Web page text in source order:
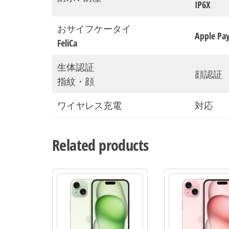
IP6X
おサイフケータイ
FeliCa
Apple
生体認証
指紋・顔
顔認証
ワイヤレス充電 対応
Related products